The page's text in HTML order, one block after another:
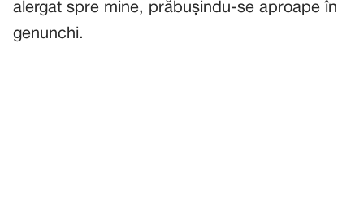
alergat spre mine, prăbușindu-se aproape în
genunchi.